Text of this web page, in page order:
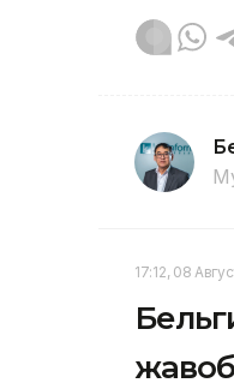
17:12, 08